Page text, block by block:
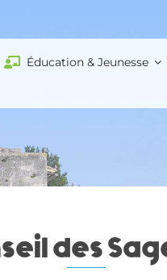
Éducation & Jeunesse
des